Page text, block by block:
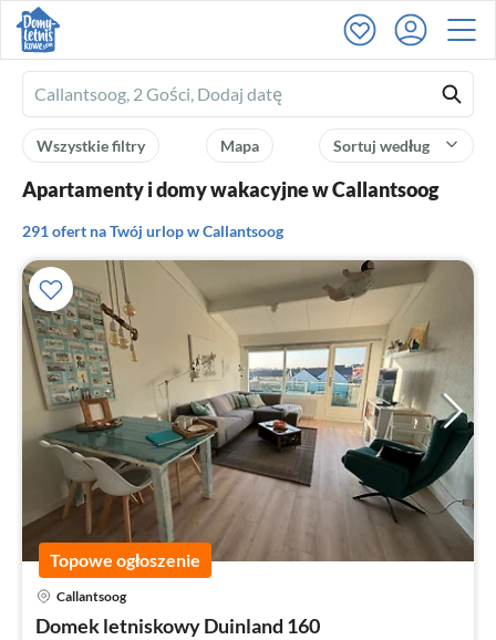
Ferienhausmiete
logo
Sortuj według
Mapa
Wszystkie filtry
Apartamenty i domy wakacyjne w Callantsoog
291 ofert na Twój urlop w Callantsoog
Topowe ogłoszenie
Callantsoog
Domek letniskowy Duinland 160